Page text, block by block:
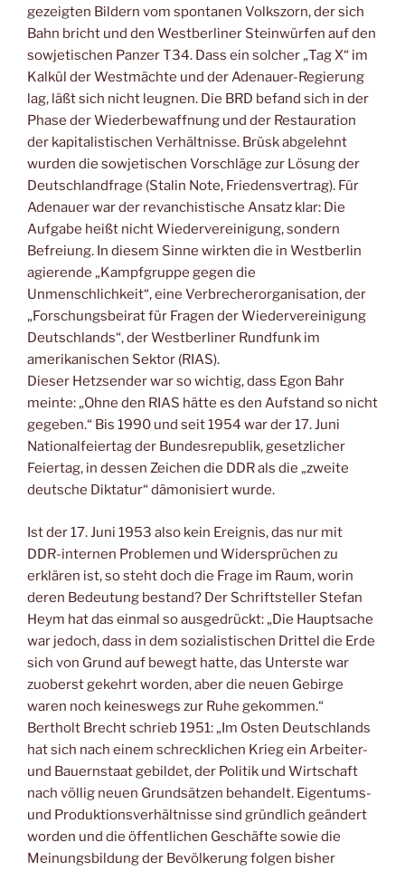
gezeigten Bildern vom spontanen Volkszorn, der sich
Bahn bricht und den Westberliner Steinwürfen auf den
sowjetischen Panzer T34. Dass ein solcher „Tag X“ im
Kalkül der Westmächte und der Adenauer-Regierung
lag, läßt sich nicht leugnen. Die BRD befand sich in der
Phase der Wiederbewaffnung und der Restauration
der kapitalistischen Verhältnisse. Brüsk abgelehnt
wurden die sowjetischen Vorschläge zur Lösung der
Deutschlandfrage (Stalin Note, Friedensvertrag). Für
Adenauer war der revanchistische Ansatz klar: Die
Aufgabe heißt nicht Wiedervereinigung, sondern
Befreiung. In diesem Sinne wirkten die in Westberlin
agierende „Kampfgruppe gegen die
Unmenschlichkeit“, eine Verbrecherorganisation, der
„Forschungsbeirat für Fragen der Wiedervereinigung
Deutschlands“, der Westberliner Rundfunk im
amerikanischen Sektor (RIAS).
Dieser Hetzsender war so wichtig, dass Egon Bahr
meinte: „Ohne den RIAS hätte es den Aufstand so nicht
gegeben.“ Bis 1990 und seit 1954 war der 17. Juni
Nationalfeiertag der Bundesrepublik, gesetzlicher
Feiertag, in dessen Zeichen die DDR als die „zweite
deutsche Diktatur“ dämonisiert wurde.
Ist der 17. Juni 1953 also kein Ereignis, das nur mit
DDR-internen Problemen und Widersprüchen zu
erklären ist, so steht doch die Frage im Raum, worin
deren Bedeutung bestand? Der Schriftsteller Stefan
Heym hat das einmal so ausgedrückt: „Die Hauptsache
war jedoch, dass in dem sozialistischen Drittel die Erde
sich von Grund auf bewegt hatte, das Unterste war
zuoberst gekehrt worden, aber die neuen Gebirge
waren noch keineswegs zur Ruhe gekommen.“
Bertholt Brecht schrieb 1951: „Im Osten Deutschlands
hat sich nach einem schrecklichen Krieg ein Arbeiter-
und Bauernstaat gebildet, der Politik und Wirtschaft
nach völlig neuen Grundsätzen behandelt. Eigentums-
und Produktionsverhältnisse sind gründlich geändert
worden und die öffentlichen Geschäfte sowie die
Meinungsbildung der Bevölkerung folgen bisher